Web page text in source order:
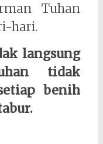
Tuhan
hari.
langsung
tidak
benih